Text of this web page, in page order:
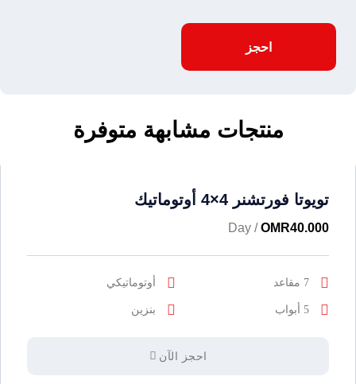
احجز
منتجات مشابهة متوفرة
تويوتا فورتشنر 4×4 أوتوماتيك
OMR40.000
/ Day
7 مقاعد أوتوماتيكي
5 أبواب بنزين
احجز الآن